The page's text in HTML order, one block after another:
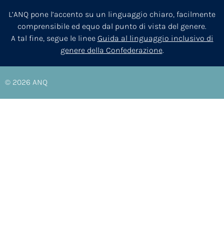
L’ANQ pone l’accento su un linguaggio chiaro, facilmente
comprensibile ed equo dal punto di vista del genere.
A tal fine, segue le linee Guida al linguaggio inclusivo di
genere della Confederazione.
© 2026 ANQ